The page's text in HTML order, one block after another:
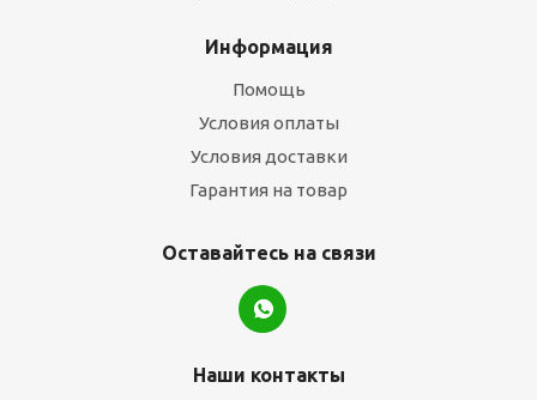
Информация
Помощь
Условия оплаты
Условия доставки
Гарантия на товар
Оставайтесь на связи
Наши контакты